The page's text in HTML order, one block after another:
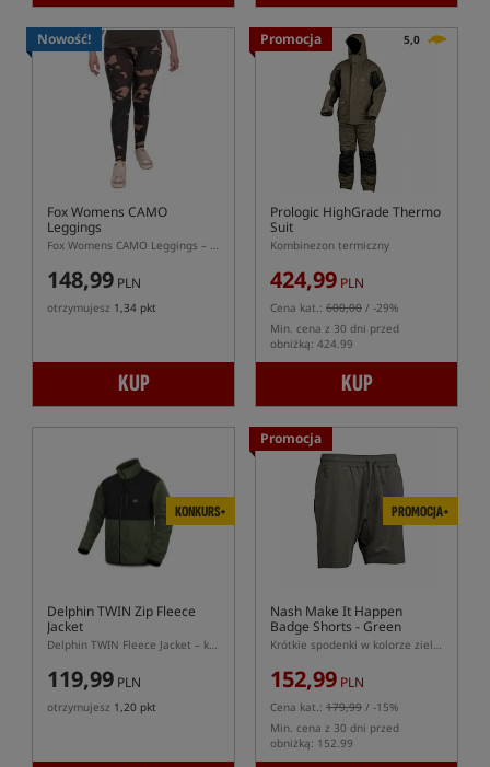
Nowość!
Fox Womens CAMO
Leggings
Fox Womens CAMO Leggings – damskie legginsy Fox CAMO z kieszeniami
148,99 PLN
otrzymujesz 1,34 pkt
KUP
Promocja 5,0
Prologic HighGrade Thermo
Suit
Kombinezon termiczny
424,99 PLN
Cena kat.: 600,00 / -29%
Min. cena z 30 dni przed
obniżką: 424.99
KUP
KONKURS+
Delphin TWIN Zip Fleece
Jacket
Delphin TWIN Fleece Jacket – kurtka polarowa wędkarska
119,99 PLN
otrzymujesz 1,20 pkt
Promocja
PROMOCJA+
Nash Make It Happen
Badge Shorts - Green
Krótkie spodenki w kolorze zielonym
152,99 PLN
Cena kat.: 179,99 / -15%
Min. cena z 30 dni przed
obniżką: 152.99